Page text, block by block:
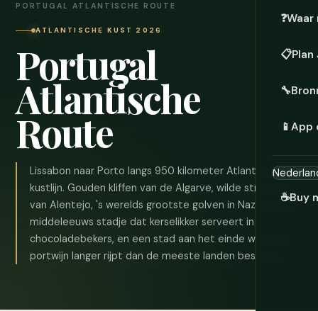
❓
📋Plan
🔧
📱 App
☕Buy
PORTUGAL ATLANTISCHE ROUTE
ATLANTISCHE KUST 2026
Portugal
Atlantische
Route
Lissabon naar Porto langs 950 kilometer Atlantische
kustlijn. Gouden kliffen van de Algarve, wilde stranden
van Alentejo, 's werelds grootste golven in Nazaré, een
middeleeuws stadje dat kerselikker serveert in
chocoladebekers, en een stad aan het einde waar de
portwijn langer rijpt dan de meeste landen bestaan.